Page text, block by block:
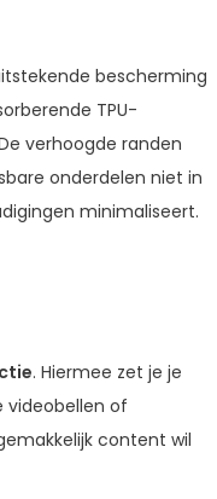
bescherming
TPU-
verhoogde randen
onderdelen niet in
minimaliseert.
. Hiermee zet je je
videobellen of
content wil